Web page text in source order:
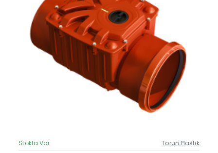
Güncel Fiyat
Stokta Var Torun Plastik